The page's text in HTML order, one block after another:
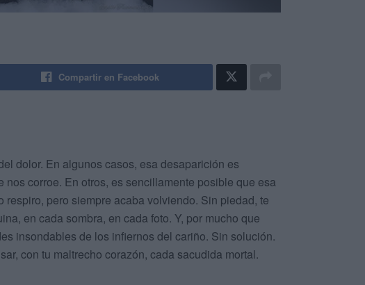
Compartir en Facebook
dolor. En algunos casos, esa desaparición es
corroe. En otros, es sencillamente posible que esa
pero siempre acaba volviendo. Sin piedad, te
en cada sombra, en cada foto. Y, por mucho que
insondables de los infiernos del cariño. Sin solución.
con tu maltrecho corazón, cada sacudida mortal.